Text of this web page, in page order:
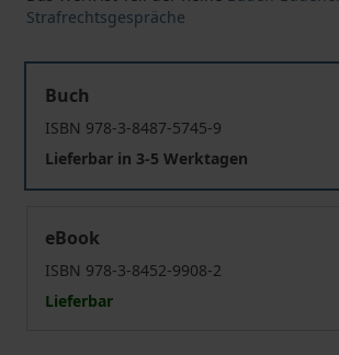
Strafrechtsgespräche
Buch
ISBN 978-3-8487-5745-9
Lieferbar in 3-5 Werktagen
eBook
ISBN 978-3-8452-9908-2
Lieferbar